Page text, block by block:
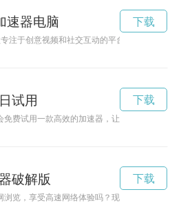
速器电脑
注于创意视频和社交互动的平台，让用户可以
下载
试用
免费试用一款高效的加速器，让你体验更快速
下载
破解版
浏览，享受高速网络体验吗？现在就赶紧下载
下载